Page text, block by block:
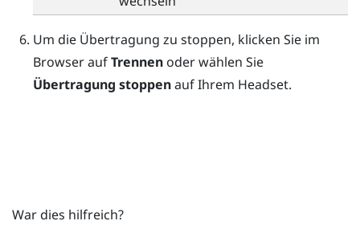
Um die Übertragung zu stoppen, klicken Sie im
Browser aufTrennenoder wählen Sie
Übertragung stoppenauf Ihrem Headset.
War dies hilfreich?